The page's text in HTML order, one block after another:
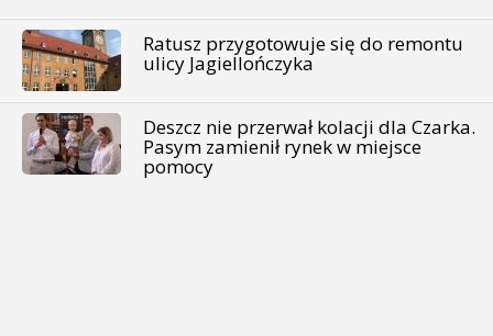
Ratusz przygotowuje się do remontu
ulicy Jagiellończyka
Deszcz nie przerwał kolacji dla Czarka.
Pasym zamienił rynek w miejsce
pomocy